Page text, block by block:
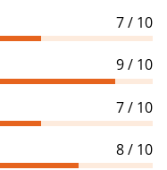
7 / 10
9 / 10
7 / 10
8 / 10